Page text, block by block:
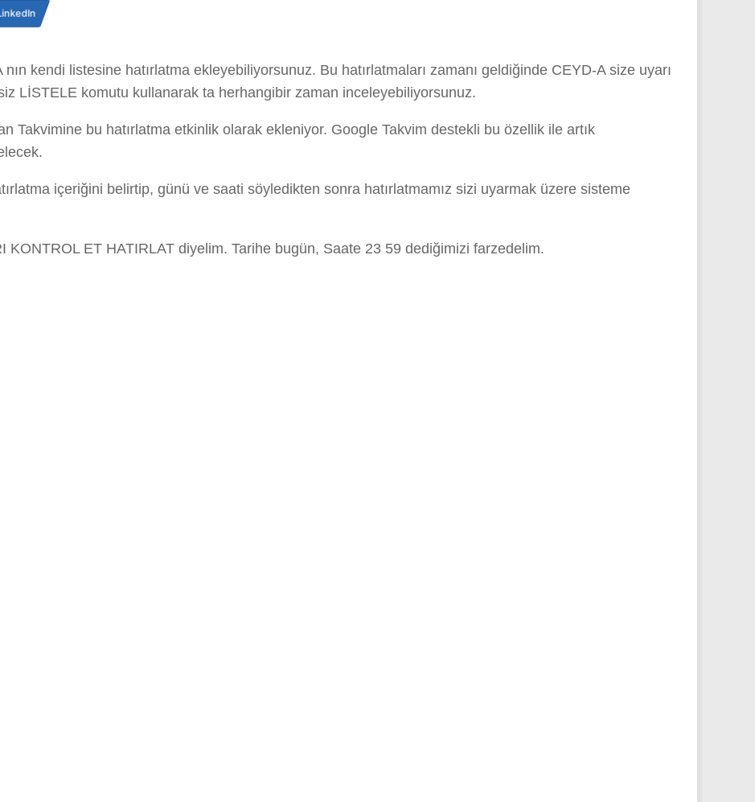
kendi listesine hatırlatma ekleyebiliyorsunuz. Bu hatırlatmaları zamanı geldiğinde CEYD-A size uyarı
LİSTELE komutu kullanarak ta herhangibir zaman inceleyebiliyorsunuz.
Takvimine bu hatırlatma etkinlik olarak ekleniyor. Google Takvim destekli bu özellik ile artık
içeriğini belirtip, günü ve saati söyledikten sonra hatırlatmamız sizi uyarmak üzere sisteme
KONTROL ET HATIRLAT diyelim. Tarihe bugün, Saate 23 59 dediğimizi farzedelim.